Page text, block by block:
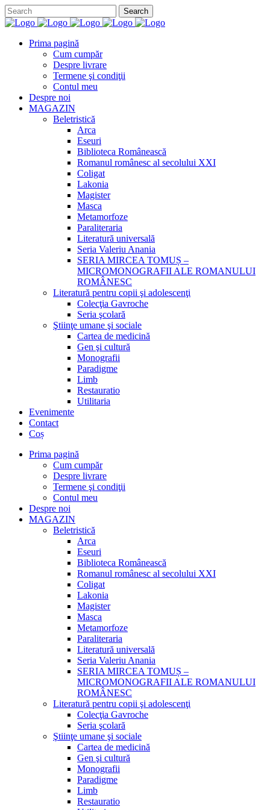
Prima pagină
Cum cumpăr
Despre livrare
Termene şi condiţii
Contul meu
Despre noi
MAGAZIN
Beletristică
Arca
Eseuri
Biblioteca Românească
Romanul românesc al secolului XXI
Coligat
Lakonia
Magister
Masca
Metamorfoze
Paraliteraria
Literatură universală
Seria Valeriu Anania
SERIA MIRCEA TOMUȘ –
MICROMONOGRAFII ALE ROMANULUI
ROMÂNESC
Literatură pentru copii şi adolescenţi
Colecţia Gavroche
Seria şcolară
Ştiinţe umane şi sociale
Cartea de medicină
Gen şi cultură
Monografii
Paradigme
Limb
Restauratio
Utilitaria
Evenimente
Contact
Coș
Prima pagină
Cum cumpăr
Despre livrare
Termene şi condiţii
Contul meu
Despre noi
MAGAZIN
Beletristică
Arca
Eseuri
Biblioteca Românească
Romanul românesc al secolului XXI
Coligat
Lakonia
Magister
Masca
Metamorfoze
Paraliteraria
Literatură universală
Seria Valeriu Anania
SERIA MIRCEA TOMUȘ –
MICROMONOGRAFII ALE ROMANULUI
ROMÂNESC
Literatură pentru copii şi adolescenţi
Colecţia Gavroche
Seria şcolară
Ştiinţe umane şi sociale
Cartea de medicină
Gen şi cultură
Monografii
Paradigme
Limb
Restauratio